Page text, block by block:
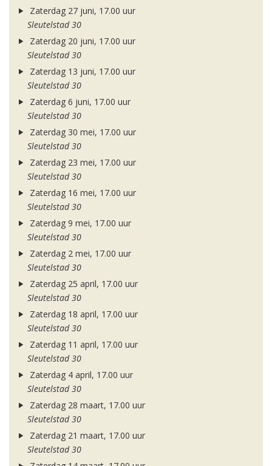
Zaterdag 27 juni, 17.00 uur
Sleutelstad 30
Zaterdag 20 juni, 17.00 uur
Sleutelstad 30
Zaterdag 13 juni, 17.00 uur
Sleutelstad 30
Zaterdag 6 juni, 17.00 uur
Sleutelstad 30
Zaterdag 30 mei, 17.00 uur
Sleutelstad 30
Zaterdag 23 mei, 17.00 uur
Sleutelstad 30
Zaterdag 16 mei, 17.00 uur
Sleutelstad 30
Zaterdag 9 mei, 17.00 uur
Sleutelstad 30
Zaterdag 2 mei, 17.00 uur
Sleutelstad 30
Zaterdag 25 april, 17.00 uur
Sleutelstad 30
Zaterdag 18 april, 17.00 uur
Sleutelstad 30
Zaterdag 11 april, 17.00 uur
Sleutelstad 30
Zaterdag 4 april, 17.00 uur
Sleutelstad 30
Zaterdag 28 maart, 17.00 uur
Sleutelstad 30
Zaterdag 21 maart, 17.00 uur
Sleutelstad 30